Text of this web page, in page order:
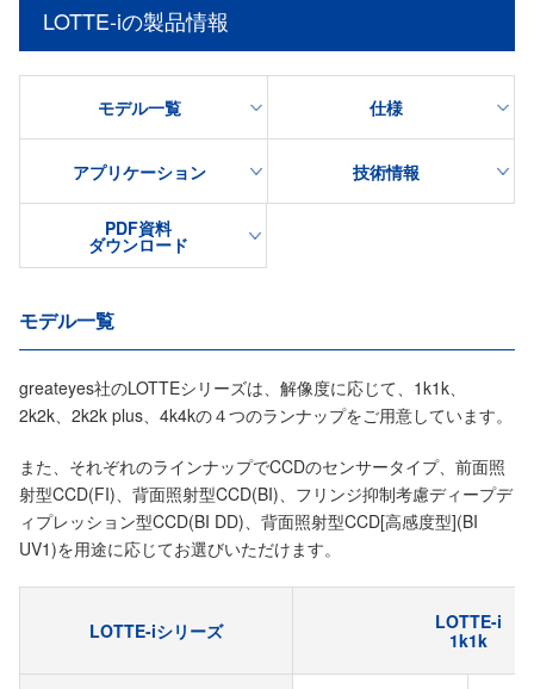
LOTTE-iの製品情報
モデル一覧 仕様
アプリケーション 技術情報
PDF資料
ダウンロード
モデル一覧
greateyes社のLOTTEシリーズは、解像度に応じて、1k1k、
2k2k、2k2k plus、4k4kの４つのランナップをご用意しています。
また、それぞれのラインナップでCCDのセンサータイプ、前面照
射型CCD(FI)、背面照射型CCD(BI)、フリンジ抑制考慮ディープデ
ィプレッション型CCD(BI DD)、背面照射型CCD[高感度型](BI
UV1)を用途に応じてお選びいただけます。
LOTTE-iシリーズ
LOTTE-i
1k1k